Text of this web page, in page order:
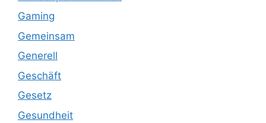
Gaming
Gemeinsam
Generell
Geschäft
Gesetz
Gesundheit